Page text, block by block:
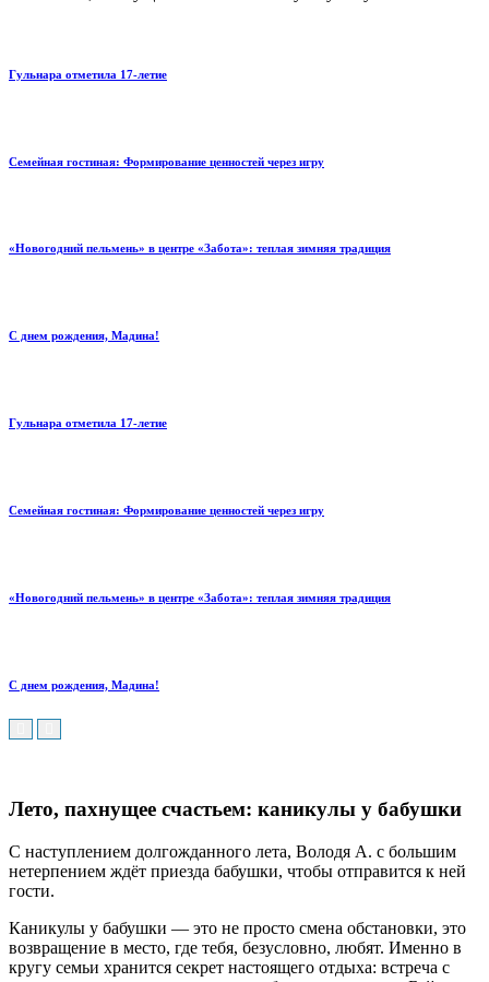
Гульнара отметила 17‑летие
Семейная гостиная: Формирование ценностей через игру
«Новогодний пельмень» в центре «Забота»: теплая зимняя традиция
С днем рождения, Мадина!
Гульнара отметила 17‑летие
Семейная гостиная: Формирование ценностей через игру
«Новогодний пельмень» в центре «Забота»: теплая зимняя традиция
С днем рождения, Мадина!
Лето, пахнущее счастьем: каникулы у бабушки
С наступлением долгожданного лета, Володя А. с большим
нетерпением ждёт приезда бабушки, чтобы отправится к ней
гости.
Каникулы у бабушки — это не просто смена обстановки, это
возвращение в место, где тебя, безусловно, любят. Именно в
кругу семьи хранится секрет настоящего отдыха: встреча с